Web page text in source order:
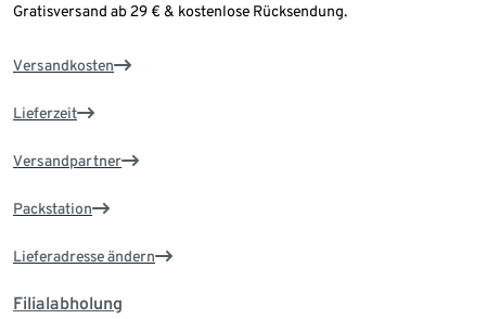
Gratisversand ab 29 € & kostenlose Rücksendung.
Versandkosten
Lieferzeit
Versandpartner
Packstation
Lieferadresse ändern
Filialabholung